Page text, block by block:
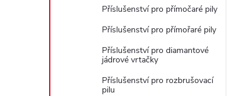
Příslušenství pro přímočaré pily
Příslušenství pro přímořaré pily
Příslušenství pro diamantové
jádrové vrtačky
Příslušenství pro rozbrušovací
pilu